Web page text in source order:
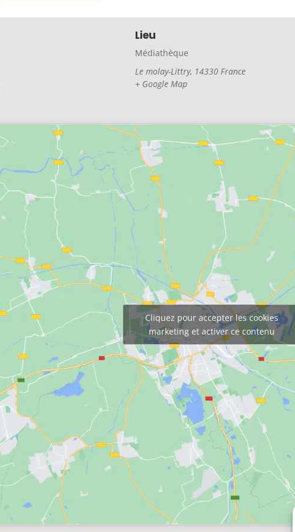
Lieu
Médiathèque
Le molay-Littry, 14330 France
+ Google Map
Cliquez pour accepter les cookies
marketing et activer ce contenu